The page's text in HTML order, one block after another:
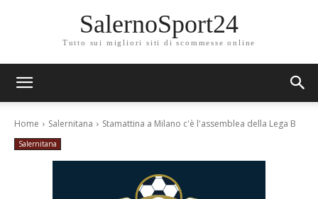
SalernoSport24
Tutto sui migliori siti di scommesse online
Home Salernitana Stamattina a Milano c'è l'assemblea della Lega B
Salernitana